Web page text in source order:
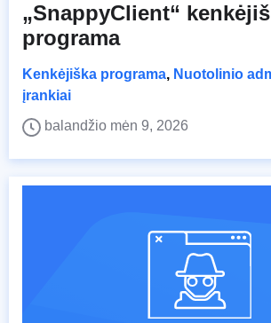
„SnappyClient“
programa
Kenkėjiška programa, Nuotolinio
įrankiai
balandžio mėn 9, 2026